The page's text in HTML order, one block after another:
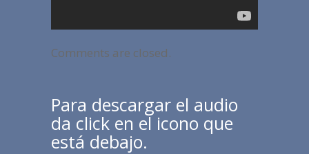
Comments are closed.
Para descargar el audio
da click en el icono que
está debajo.